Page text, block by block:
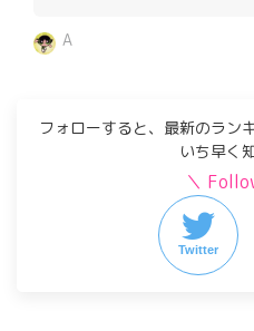
A
フォローすると、最新のラン
いち早く
＼
Twitter